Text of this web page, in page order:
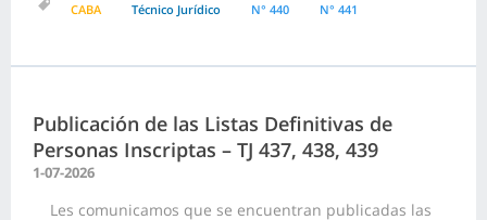
CABA Técnico Jurídico N° 440 N° 441
Publicación de las Listas Definitivas de
Personas Inscriptas – TJ 437, 438, 439
1-07-2026
Les comunicamos que se encuentran publicadas las